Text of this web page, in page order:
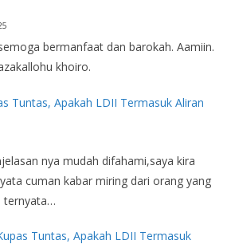
bermanfaat dan barokah. Aamiin.
khoiro.
Tuntas, Apakah LDII Termasuk Aliran
nya mudah difahami,saya kira
cuman kabar miring dari orang yang
ternyata…
Tuntas, Apakah LDII Termasuk